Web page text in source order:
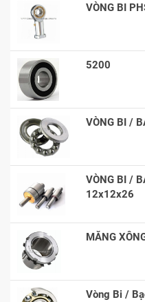
VÒNG BI
5200
VÒNG BI /
VÒNG BI /
12x12x26
MĂNG
Vòng Bi /